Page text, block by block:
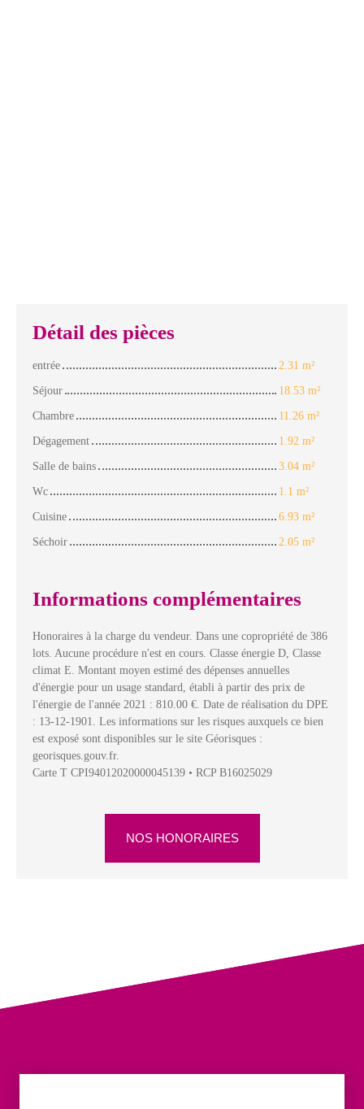
Détail des pièces
entrée
2.31 m²
Séjour
18.53 m²
Chambre
11.26 m²
Dégagement
1.92 m²
Salle de bains
3.04 m²
Wc
1.1 m²
Cuisine
6.93 m²
Séchoir
2.05 m²
Informations complémentaires
Honoraires à la charge du vendeur. Dans une copropriété de 386
lots. Aucune procédure n'est en cours. Classe énergie D, Classe
climat E. Montant moyen estimé des dépenses annuelles
d'énergie pour un usage standard, établi à partir des prix de
l'énergie de l'année 2021 : 810.00 €. Date de réalisation du DPE
: 13-12-1901. Les informations sur les risques auxquels ce bien
est exposé sont disponibles sur le site Géorisques :
georisques.gouv.fr.
Carte T CPI94012020000045139 • RCP B16025029
NOS HONORAIRES